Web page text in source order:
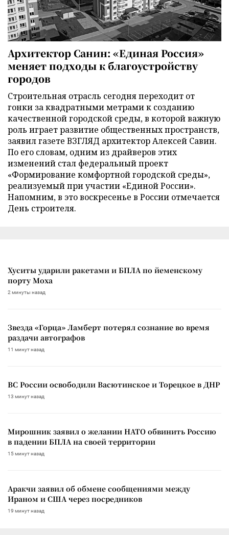
Архитектор Санин: «Единая Россия»
меняет подходы к благоустройству
городов
Строительная отрасль сегодня переходит от
гонки за квадратными метрами к созданию
качественной городской среды, в которой важную
роль играет развитие общественных пространств,
заявил газете ВЗГЛЯД архитектор Алексей Савин.
По его словам, одним из драйверов этих
изменений стал федеральный проект
«Формирование комфортной городской среды»,
реализуемый при участии «Единой России».
Напомним, в это воскресенье в России отмечается
День строителя.
Хуситы ударили ракетами и БПЛА по йеменскому
порту Моха
2 минуты назад
Звезда «Горца» Ламберт потерял сознание во время
раздачи автографов
11 минут назад
ВС России освободили Васютинское и Торецкое в ДНР
13 минут назад
Мирошник заявил о желании НАТО обвинить Россию
в падении БПЛА на своей территории
15 минут назад
Аракчи заявил об обмене сообщениями между
Ираном и США через посредников
19 минут назад